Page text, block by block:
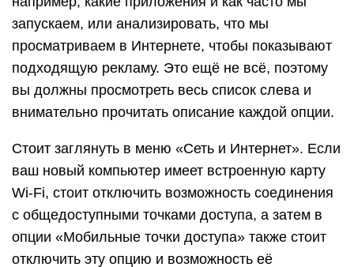
запускаем, или анализировать, что мы
просматриваем в Интернете, чтобы показывают
подходящую рекламу. Это ещё не всё, поэтому
вы должны просмотреть весь список слева и
внимательно прочитать описание каждой опции.
Cтоит заглянуть в меню «Сеть и Интернет». Если
ваш новый компьютер имеет встроенную карту
Wi-Fi, стоит отключить возможность соединения
с общедоступными точками доступа, а затем в
опции «Мобильные точки доступа» также стоит
отключить эту опцию и возможность её